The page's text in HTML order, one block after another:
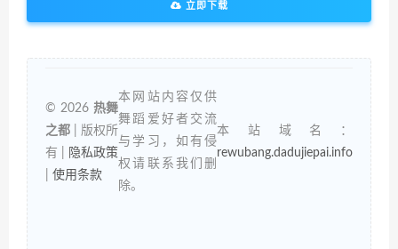
立即下载
© 2026 热舞
之都 | 版权所
有 |
隐私政策
使用条款
本网站内容仅供
舞蹈爱好者交流
与学习，如有侵
权请联系我们删
除。
本站域名：
rewubang.dadujiepai.info